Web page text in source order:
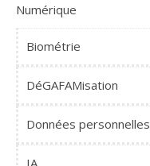
Numérique
Biométrie
DéGAFAMisation
Données personnelles